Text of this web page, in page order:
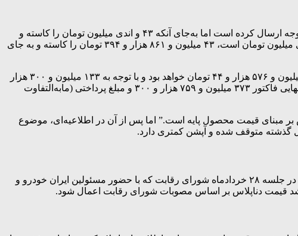
نکته اصلی موضوع اینجاست که طبق اعلام مشتریان دناپلاس، ایران‌خودرو برای مشتریان دناپلاس (معمولی) دعوتنامه برای تکمیل وجه ارسال کرده است اما به‌جای آنکه ۴۳ و اندی میلیون تومان را کاسته و
مابه‌التفاوت قیمت نهایی با مبلغ پرداختی اولیه (۱۳۳ میلیون و ۳۰۰ هزار تومان) را مطالبه کند؛ از قیمت دناپلاس توربو که ۳۹۰ و اندی میلیون تومان است، ۴۳ میلیون و ۸۶۱ هزار و ۳۹۴ تومان را کاسته و به جای
بدین ترتیب با یک حساب ساده می‌توان گفت: پس از اصلاح قیمت خودروی دناپلاس توسط شورای رقابت، قیمت این محصول ۲۳۷ میلیون و ۵۷۶ هزار و ۴۴ تومان خواهد بود و با توجه به ۱۳۳ میلیون و ۳۰۰ هزار
تومان پرداختی مشتریان، اکنون بایستی حدوداً ۱۰۴ میلیون و ۲۷۶ هزار و ۴۴ تومان دیگر واریز کنند؛ اما در دعوتنامه ارسالی، قیمت نهایی فاکتور ۳۷۳ میلیون و ۷۵۹ هزار و ۳۰۰ و مبلغ پرداختی (مابه‌التفاوت
بر مبنای قیمت محصول پایه است.” اما پس از آن در اطلاعیه‌ای، موضوع
گذشته متوقف شده و آپشن کمتری دارد.
در نهایت شورای رقابت وارد ماجرا شد و مدیر روابط عمومی این شورا اعلام کرد که قیمت دنا در شورای رقابت بررسی خواهد شد. در جلسه ۲۸ خردادماه شورای رقابت که با حضور مسئولین ایران خودرو و
قیمت دناپلاس بر اساس مصوبات شورای رقابت اعمال شود.